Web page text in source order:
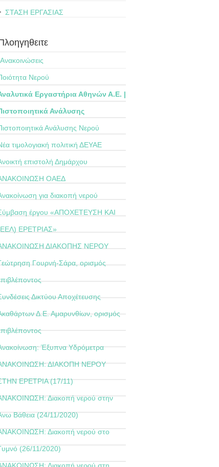
ΣΤΑΣΗ ΕΡΓΑΣΙΑΣ
Ανακοινώσεις
Νερού
Εργαστήρια Αθηνών Α.Ε. |
Ανάλυσης
Ανάλυσης Νερού
τιμολογιακή πολιτική ΔΕΥΑΕ
επιστολή Δημάρχου
ΟΑΕΔ
για διακοπή νερού
έργου «ΑΠΟΧΕΤΕΥΣΗ ΚΑΙ
ΕΡΕΤΡΙΑΣ»
ΔΙΑΚΟΠΗΣ ΝΕΡΟΥ
Γουρνή-Σάρα, ορισμός
Δικτύου Αποχέτευσης
Δ.Ε. Αμαρυνθίων, ορισμός
Έξυπνα Υδρόμετρα
ΔΙΑΚΟΠΗ ΝΕΡΟΥ
ΕΡΕΤΡΙΑ (17/11)
Διακοπή νερού στην
Βάθεια (24/11/2020)
Διακοπή νερού στο
(26/11/2020)
Διακοπή νερού στη